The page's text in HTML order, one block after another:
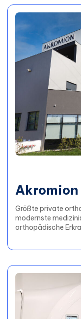
Akromion
Größte private
modernste
orthopädische